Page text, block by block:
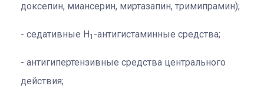
доксепин, миансерин, миртазапин, тримипрамин);
седативные Н1 -антигистаминные средства;
антигипертензивные средства центрального
действия;